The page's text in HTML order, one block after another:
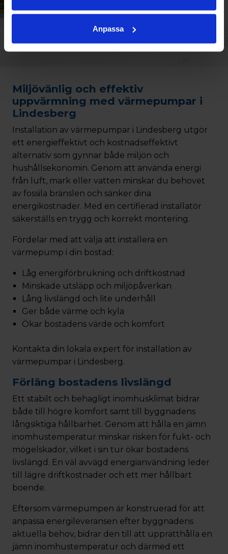
Anpassa
Miljövänlig och effektiv
uppvärmning med värmepumpar i
Lindesberg
Installation av värmepumpar i Lindesberg utgör
ett energieffektivt och kostnadseffektivt
alternativ som gynnar både miljön och
hushållsekonomin. Genom att använda energi
från luft, mark eller vatten minskar du behovet
av fossila bränslen och sänker dina
energikostnader. Med en certifierad installatör
säkerställs en trygg och korrekt montering.
Fördelar med att välja att installera en
värmepump i din bostad:
Låg energiförbrukning och driftkostnad
Minskade utsläpp och miljöpåverkan
Lång livslängd och lite underhåll
Ger både värme och kyla
Ökar bostadens värde och komfort
Kontakta din lokala expert för installation av
värmepumpar i Lindesberg.
Förläng bostadens livslängd
Ett stabilt och behagligt inomhusklimat bidrar
både till högre komfort samt till byggnadens
långsiktiga hållbarhet. Genom att hålla en jämn
inomhustemperatur minskar risken för fukt- och
mögelskador, vilket i sin tur ökar bostadens
livslängd. En väl avvägd energianvändning leder
till lägre driftkostnader och ett mer hållbart
boende.
Eftersom värmepumpen är konstruerad för att
anpassa energileveransen efter byggnadens
aktuella behov, bidrar den till att upprätthålla en
jämn inomhustemperatur och därmed ett